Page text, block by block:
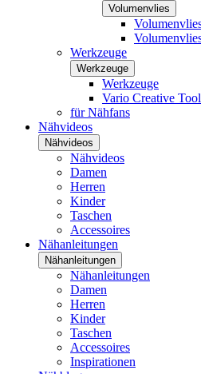
Volumenvlies
Werkzeuge
Werkzeuge
Werkzeuge
Vario Creative Tool
für Nähfans
Nähvideos
Nähvideos
Nähvideos
Damen
Herren
Kinder
Taschen
Accessoires
Nähanleitungen
Nähanleitungen
Nähanleitungen
Damen
Herren
Kinder
Taschen
Accessoires
Inspirationen